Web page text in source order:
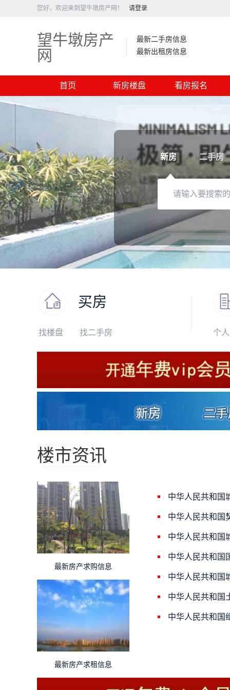
您好，欢迎来到望牛墩房产网！ 请登录
望牛墩房产
网
最新二手房信息
最新出租房信息
首页 新房楼盘 看房报名
新房 二手房
买房
找楼盘 找二手房 个
楼市资讯
最新房产求购信息
最新房产求租信息
中华人民共和国
中华人民共和国
中华人民共和国
中华人民共和国
中华人民共和国
中华人民共和国
中华人民共和国